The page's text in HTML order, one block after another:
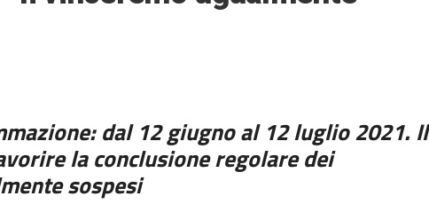
dal 12 giugno al 12 luglio 2021. Il
la conclusione regolare dei
sospesi